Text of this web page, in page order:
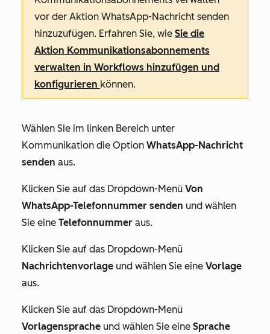
vor der Aktion WhatsApp-Nachricht senden
hinzuzufügen. Erfahren Sie, wie Sie die
Aktion Kommunikationsabonnements
verwalten in Workflows hinzufügen und
konfigurieren können.
Wählen Sie im linken Bereich unter
Kommunikation die Option WhatsApp-Nachricht
senden aus.
Klicken Sie auf das Dropdown-Menü Von
WhatsApp-Telefonnummer senden und wählen
Sie eine Telefonnummer aus.
Klicken Sie auf das Dropdown-Menü
Nachrichtenvorlage und wählen Sie eine Vorlage
aus.
Klicken Sie auf das Dropdown-Menü
Vorlagensprache und wählen Sie eine Sprache